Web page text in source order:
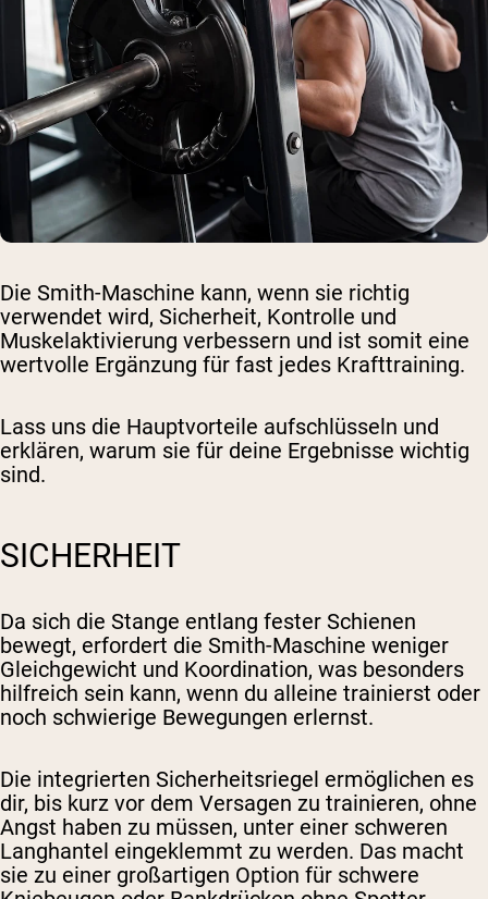
Die Smith-Maschine kann, wenn sie richtig
verwendet wird, Sicherheit, Kontrolle und
Muskelaktivierung verbessern und ist somit eine
wertvolle Ergänzung für fast jedes Krafttraining.
Lass uns die Hauptvorteile aufschlüsseln und
erklären, warum sie für deine Ergebnisse wichtig
sind.
SICHERHEIT
Da sich die Stange entlang fester Schienen
bewegt, erfordert die Smith-Maschine weniger
Gleichgewicht und Koordination, was besonders
hilfreich sein kann, wenn du alleine trainierst oder
noch schwierige Bewegungen erlernst.
Die integrierten Sicherheitsriegel ermöglichen es
dir, bis kurz vor dem Versagen zu trainieren, ohne
Angst haben zu müssen, unter einer schweren
Langhantel eingeklemmt zu werden. Das macht
sie zu einer großartigen Option für schwere